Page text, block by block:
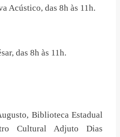
Acústico, das 8h às 11h.
das 8h às 11h.
Biblioteca Estadual
Cultural Adjuto Dias